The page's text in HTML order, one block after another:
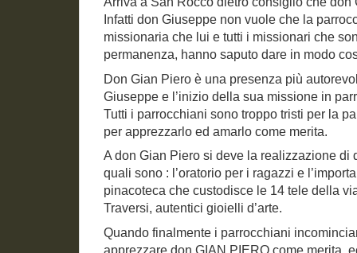
Infatti don Giuseppe non vuole che la
missionaria che lui e tutti i missionari che
permanenza, hanno saputo dare in modo
Don Gian Piero è una presenza più
Giuseppe e l’inizio della sua missione in
Tutti i parrocchiani sono troppo tristi per la
per apprezzarlo ed amarlo come merita.
A don Gian Piero si deve la realizzazione di
quali sono : l’oratorio per i ragazzi e
pinacoteca che custodisce le 14 tele della
Traversi, autentici gioielli d’arte.
Quando finalmente i parrocchiani
apprezzare don GIAN PIERO come merita,